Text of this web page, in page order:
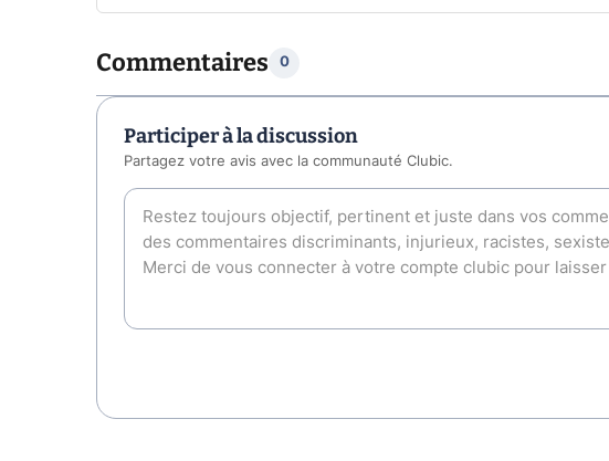
Commentaires 0
Participer à la discussion
Partagez votre avis avec la communauté Clubic.